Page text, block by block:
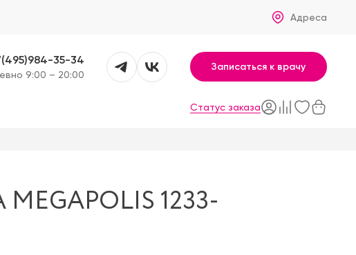
Адреса
35-34
9:00 – 20:00
Записаться к врачу
Статус заказа
1233-